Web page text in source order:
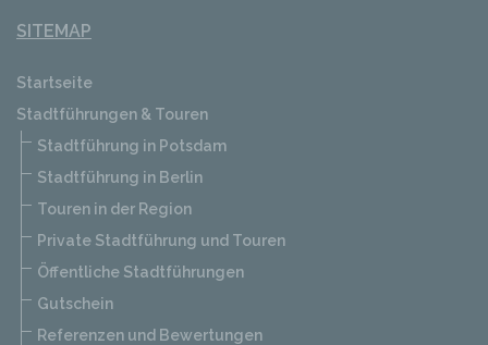
SITEMAP
Startseite
Stadtführungen & Touren
Stadtführung in Potsdam
Stadtführung in Berlin
Touren in der Region
Private Stadtführung und Touren
Öffentliche Stadtführungen
Gutschein
Referenzen und Bewertungen